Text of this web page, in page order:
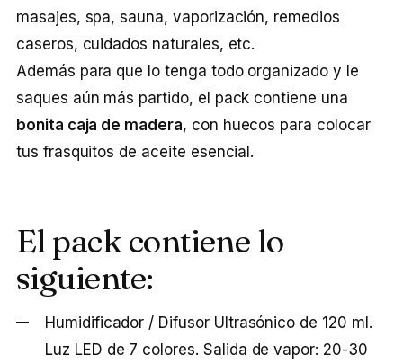
masajes, spa, sauna, vaporización, remedios
caseros, cuidados naturales, etc.
Además para que lo tenga todo organizado y le
saques aún más partido, el pack contiene una
bonita caja de madera, con huecos para colocar
tus frasquitos de aceite esencial.
El pack contiene lo
siguiente:
Humidificador / Difusor Ultrasónico de 120 ml.
Luz LED de 7 colores. Salida de vapor: 20-30